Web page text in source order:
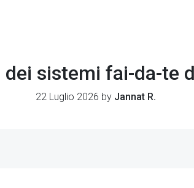
sistemi fai-da-te
22 Luglio 2026 by Jannat R.